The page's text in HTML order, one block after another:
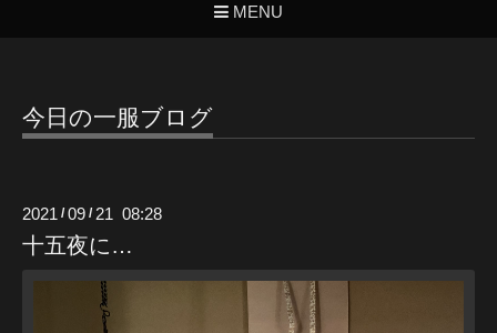
MENU
今日の一服ブログ
2021 /09 / 21 08:28
十五夜に…